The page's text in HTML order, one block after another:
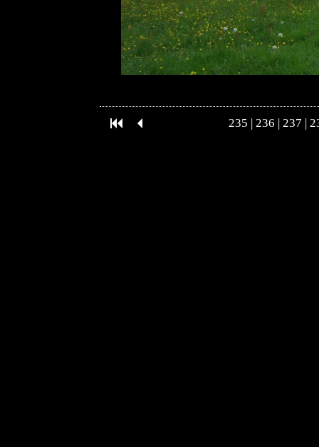
235 | 236 | 237 |